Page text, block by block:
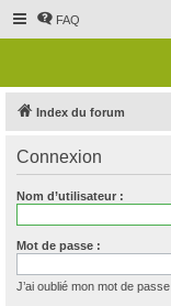
FAQ
Index du forum
Connexion
Nom d’utilisateur :
Mot de passe :
J’ai oublié mon mot de passe